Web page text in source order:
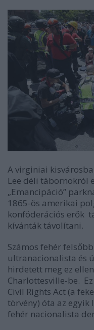
A virginiai
Lee déli tábornokról
„Emancipáció”
1865-ös amerikai
konföderációs erők
kívánták távolítani.
Számos fehér
ultranacionalista és
hirdetett meg ez
Charlottesville-be.
Civil Rights Act (a
törvény) óta az egyik
fehér nacionalista